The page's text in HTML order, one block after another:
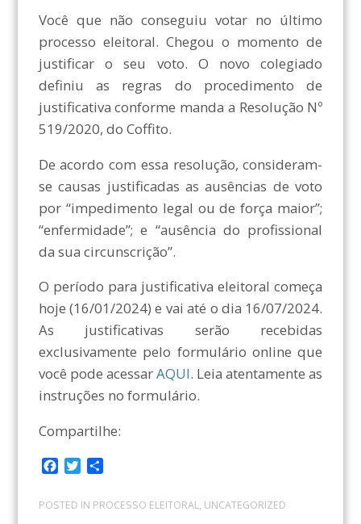
Você que não conseguiu votar no último
processo eleitoral. Chegou o momento de
justificar o seu voto. O novo colegiado
definiu as regras do procedimento de
justificativa conforme manda a Resolução Nº
519/2020, do Coffito.
De acordo com essa resolução, consideram-
se causas justificadas as ausências de voto
por “impedimento legal ou de força maior”;
“enfermidade”; e “ausência do profissional
da sua circunscrição”.
O período para justificativa eleitoral começa
hoje (16/01/2024) e vai até o dia 16/07/2024.
As justificativas serão recebidas
exclusivamente pelo formulário online que
você pode acessarAQUI. Leia atentamente as
instruções no formulário.
Compartilhe:
c
e
i
t
m
p
POSTED IN PROCESSO ELEITORAL, UNCATEGORIZED